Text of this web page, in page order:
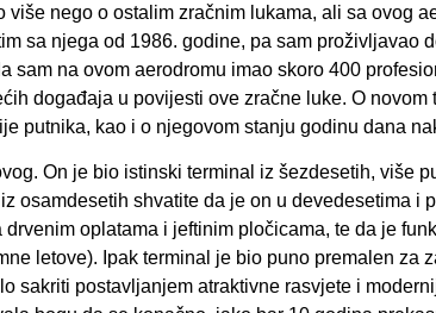
nego o ostalim zračnim lukama, ali sa ovog
sa njega od 1986. godine, pa sam proživljavao
sam na ovom aerodromu imao skoro 400
događaja u povijesti ove zračne luke. O novom
putnika, kao i o njegovom stanju godinu dana
On je bio istinski terminal iz šezdesetih, više
osamdesetih shvatite da je on u devedesetima i
oplatama i jeftinim pločicama, te da je
letove). Ipak terminal je bio puno premalen za
sakriti postavljanjem atraktivne rasvjete i